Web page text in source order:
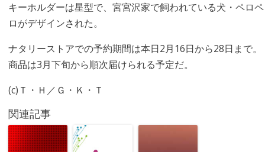
キーホルダーは星型で、宮宮沢家で飼われている犬・ペロペ
ロがデザインされた。
ナタリーストアでの予約期間は本日2月16日から28日まで。
商品は3月下旬から順次届けられる予定だ。
(c)Ｔ・Ｈ／Ｇ・Ｋ・Ｔ
関連記事